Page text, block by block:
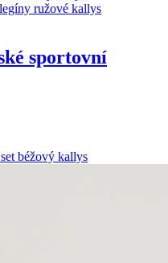
sportovní